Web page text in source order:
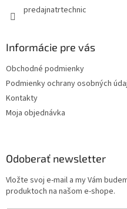
predajnatrtechnic
Informácie pre vás
Obchodné podmienky
Podmienky ochrany osobných
Kontakty
Moja objednávka
Odoberať newsletter
Vložte svoj e-mail a my Vám
produktoch na našom e-shope.